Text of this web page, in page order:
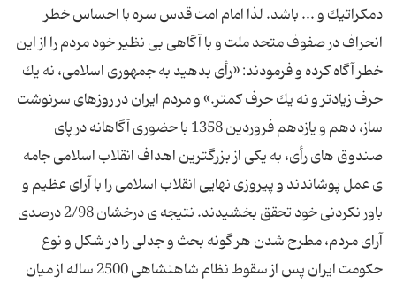
دمكراتیك و ... باشد. لذا امام امت قدس سره با احساس خطر
انحراف در صفوف متحد ملت و با آگاهی بی نظیر خود مردم را از این
خطر آگاه كرده و فرمودند: «رأی بدهید به جمهوری اسلامی، نه یك
حرف زیادتر و نه یك حرف كمتر.» و مردم ایران در روزهای سرنوشت
ساز، دهم و یازدهم فروردین 1358 با حضوری آگاهانه در پای
صندوق های رأی، به یكی از بزرگترین اهداف انقلاب اسلامی جامه
ی عمل پوشاندند و پیروزی نهایی انقلاب اسلامی را با آرای عظیم و
باور نكردنی خود تحقق بخشیدند. نتیجه ی درخشان 2/98 درصدی
آرای مردم، مطرح شدن هر گونه بحث و جدلی را در شكل و نوع
حكومت ایران پس از سقوط نظام شاهنشاهی 2500 ساله از میان